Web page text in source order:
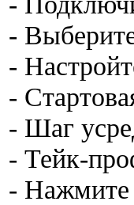
-
-
-
- Шаг
- Тейк-
- Нажмите